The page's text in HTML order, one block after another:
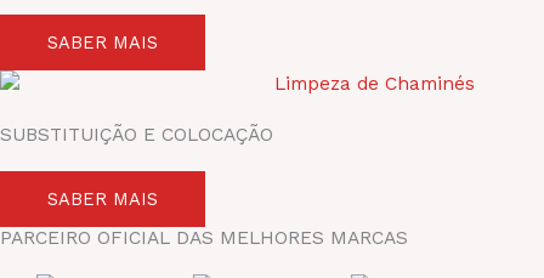
SABER MAIS
SUBSTITUIÇÃO E COLOCAÇÃO
SABER MAIS
PARCEIRO OFICIAL DAS MELHORES MARCAS